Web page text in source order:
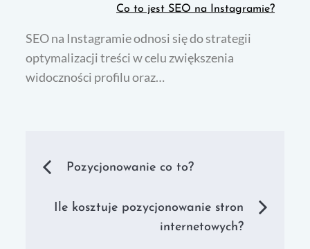
Co to jest SEO na Instagramie?
SEO na Instagramie odnosi się do strategii
optymalizacji treści w celu zwiększenia
widoczności profilu oraz…
Nawigacja
wpisu
Pozycjonowanie co to?
Ile kosztuje pozycjonowanie stron
internetowych?